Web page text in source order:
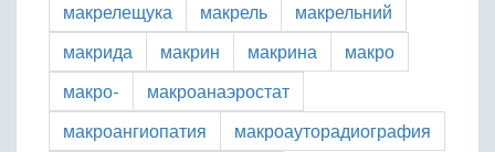
макрелещука
макрель
макрельний
макрида
макрин макрина
макро
макро-
макроанаэростат
макроангиопатия
макроауторадиография